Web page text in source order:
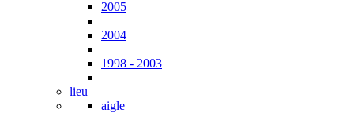
2005
2004
1998 - 2003
lieu
aigle